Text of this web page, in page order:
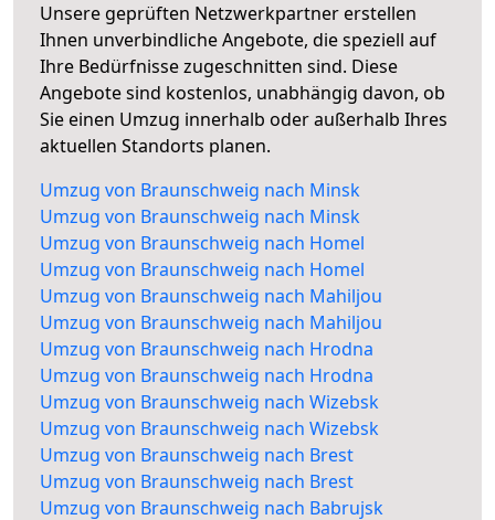
Unsere geprüften Netzwerkpartner erstellen
Ihnen unverbindliche Angebote, die speziell auf
Ihre Bedürfnisse zugeschnitten sind. Diese
Angebote sind kostenlos, unabhängig davon, ob
Sie einen Umzug innerhalb oder außerhalb Ihres
aktuellen Standorts planen.
Umzug von Braunschweig nach Minsk
Umzug von Braunschweig nach Minsk
Umzug von Braunschweig nach Homel
Umzug von Braunschweig nach Homel
Umzug von Braunschweig nach Mahiljou
Umzug von Braunschweig nach Mahiljou
Umzug von Braunschweig nach Hrodna
Umzug von Braunschweig nach Hrodna
Umzug von Braunschweig nach Wizebsk
Umzug von Braunschweig nach Wizebsk
Umzug von Braunschweig nach Brest
Umzug von Braunschweig nach Brest
Umzug von Braunschweig nach Babrujsk